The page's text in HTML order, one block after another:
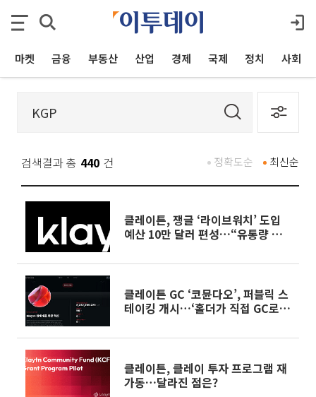
마켓 금융 부동산 산업 경제 국제 정치 사회
검색결과 총 440 건 최신순
정확도순
클레이튼, 쟁글 ‘라이브워치’ 도입
예산 10만 달러 편성…“유통량 검
클레이튼 GC ‘코뮨다오’, 퍼블릭 스
테이킹 개시…‘홀더가 직접 GC로
클레이튼, 클레이 투자 프로그램 재
가동…달라진 점은?